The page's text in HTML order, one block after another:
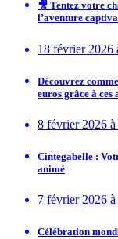
🎥 Tentez votre
l’aventure
18 février 2026
Découvrez
euros grâce à ces
8 février 2026 à
Cintegabelle :
animé
7 février 2026 à
Célébration